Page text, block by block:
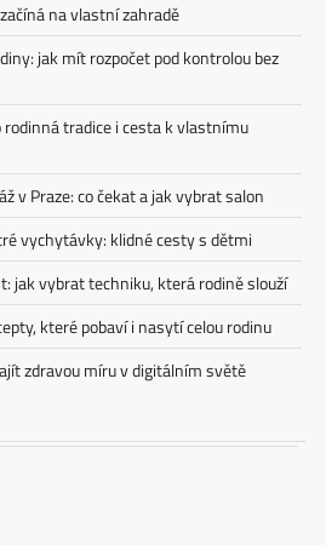
na vlastní zahradě
jak mít rozpočet pod kontrolou bez
rodinná tradice i cesta k vlastnímu
v Praze: co čekat a jak vybrat salon
vychytávky: klidné cesty s dětmi
jak vybrat techniku, která rodině slouží
které pobaví i nasytí celou rodinu
zdravou míru v digitálním světě